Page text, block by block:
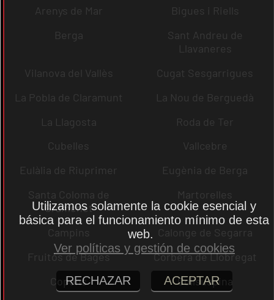
Arenys de Mar
Bigues i Riells
Berga
Sant Andreu de
Llavaneres
Vilanova del Vallès
Cugat Sesgarrigues
La Pobla de Claramunt
La Nou de Berguedà
La Llagosta
Roda de Ter
Cubelles
Vallcebre
Eulàlia de Riuprimer
Eugènia de Berga
Santa Coloma de
Gramenet
Martorelles
Campins
Calonge de Segarra
Fruitós de Bages
Corbera de Llobregat
Copons
Collsuspina
Utilizamos solamente la cookie esencial y
básica para el funcionamiento mínimo de esta
web.
Ver políticas y gestión de cookies
RECHAZAR ACEPTAR